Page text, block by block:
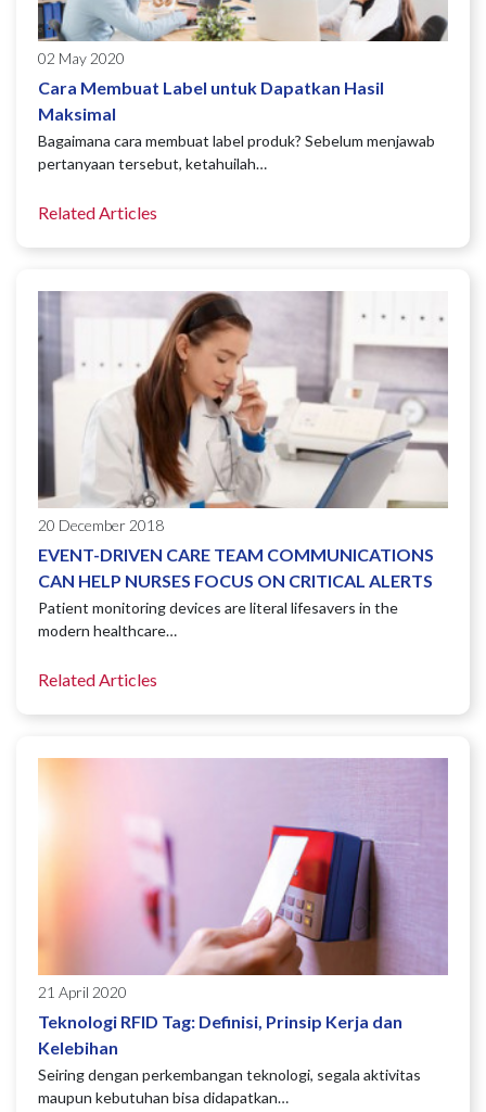
02 May 2020
Cara Membuat Label untuk Dapatkan Hasil
Maksimal
Bagaimana cara membuat label produk? Sebelum menjawab
pertanyaan tersebut, ketahuilah…
Related Articles
20 December 2018
EVENT-DRIVEN CARE TEAM COMMUNICATIONS
CAN HELP NURSES FOCUS ON CRITICAL ALERTS
Patient monitoring devices are literal lifesavers in the
modern healthcare…
Related Articles
21 April 2020
Teknologi RFID Tag: Definisi, Prinsip Kerja dan
Kelebihan
Seiring dengan perkembangan teknologi, segala aktivitas
maupun kebutuhan bisa didapatkan…